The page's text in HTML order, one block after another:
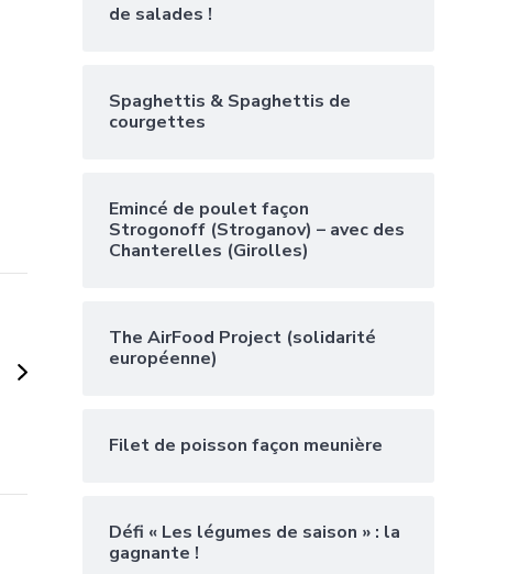
de salades !
Spaghettis & Spaghettis de
courgettes
Emincé de poulet façon
Strogonoff (Stroganov) – avec des
Chanterelles (Girolles)
The AirFood Project (solidarité
européenne)
Filet de poisson façon meunière
Défi « Les légumes de saison » : la
gagnante !